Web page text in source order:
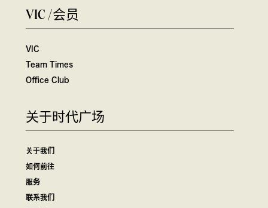
VIC /会员
VIC
Team Times
Office Club
关于时代广场
关于我们
如何前往
服务
联系我们